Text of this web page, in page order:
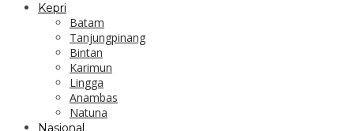
Kepri
Batam
Tanjungpinang
Bintan
Karimun
Lingga
Anambas
Natuna
Nasional